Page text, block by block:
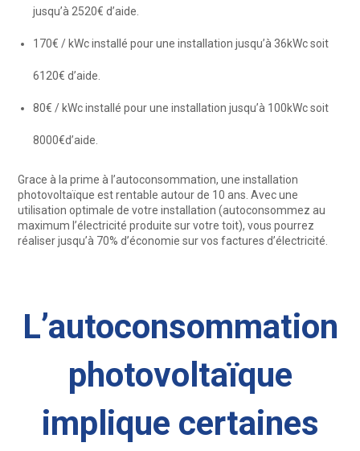
jusqu’à 2520€ d’aide.
170€ / kWc installé pour une installation jusqu’à 36kWc soit
6120€ d’aide.
80€ / kWc installé pour une installation jusqu’à 100kWc soit
8000€d’aide.
Grace à la prime à l’autoconsommation, une installation
photovoltaïque est rentable autour de 10 ans. Avec une
utilisation optimale de votre installation (autoconsommez au
maximum l’électricité produite sur votre toit), vous pourrez
réaliser jusqu’à 70% d’économie sur vos factures d’électricité.
L’autoconsommation
photovoltaïque
implique certaines